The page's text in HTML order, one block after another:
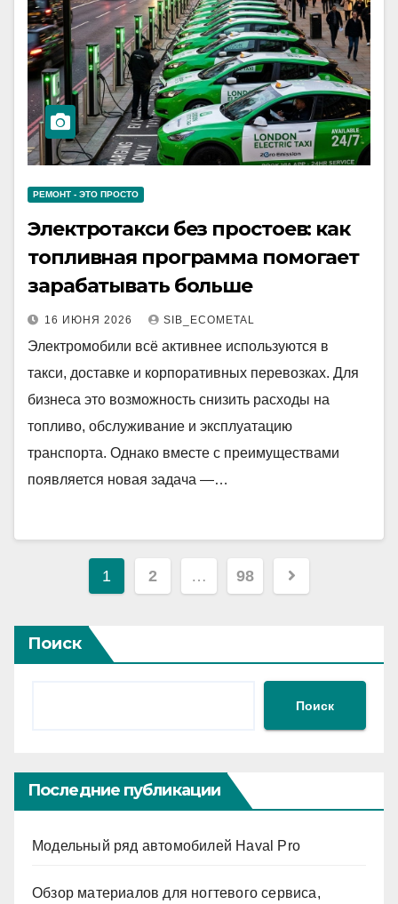
РЕМОНТ - ЭТО ПРОСТО
Электротакси без простоев: как
топливная программа помогает
зарабатывать больше
16 ИЮНЯ 2026 SIB_ECOMETAL
Электромобили всё активнее используются в
такси, доставке и корпоративных перевозках. Для
бизнеса это возможность снизить расходы на
топливо, обслуживание и эксплуатацию
транспорта. Однако вместе с преимуществами
появляется новая задача —…
Пагинация
1 2 … 98
Поиск
Поиск
Последние публикации
Модельный ряд автомобилей Haval Pro
Обзор материалов для ногтевого сервиса,